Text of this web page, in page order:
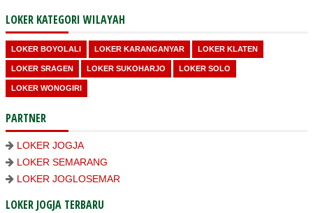
LOKER KATEGORI WILAYAH
LOKER BOYOLALI LOKER KARANGANYAR LOKER KLATEN
LOKER SRAGEN LOKER SUKOHARJO LOKER SOLO
LOKER WONOGIRI
PARTNER
LOKER JOGJA
LOKER SEMARANG
LOKER JOGLOSEMAR
LOKER JOGJA TERBARU